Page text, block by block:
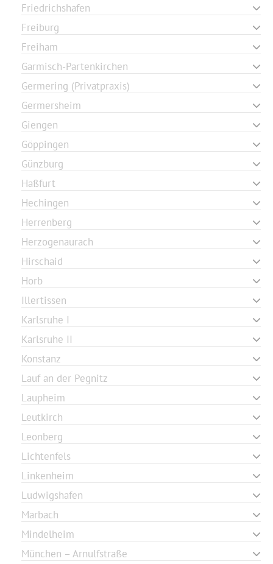
Friedrichshafen
Freiburg
Freiham
Garmisch-Partenkirchen
Germering (Privatpraxis)
Germersheim
Giengen
Göppingen
Günzburg
Haßfurt
Hechingen
Herrenberg
Herzogenaurach
Hirschaid
Horb
Illertissen
Karlsruhe I
Karlsruhe II
Konstanz
Lauf an der Pegnitz
Laupheim
Leutkirch
Leonberg
Lichtenfels
Linkenheim
Ludwigshafen
Marbach
Mindelheim
München – Arnulfstraße